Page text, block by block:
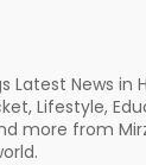
Latest News in
Lifestyle,
more from